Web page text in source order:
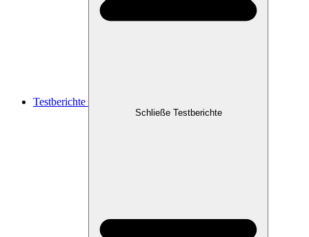
Testberichte
Schließe Testberichte